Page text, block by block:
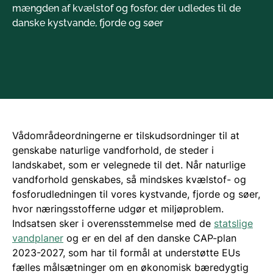
mængden af kvælstof og fosfor, der udledes til de
danske kystvande, fjorde og søer
Vådområdeordningerne er tilskudsordninger til at
genskabe naturlige vandforhold, de steder i
landskabet, som er velegnede til det. Når naturlige
vandforhold genskabes, så mindskes kvælstof- og
fosforudledningen til vores kystvande, fjorde og søer,
hvor næringsstofferne udgør et miljøproblem.
Indsatsen sker i overensstemmelse med de statslige
vandplaner og er en del af den danske CAP-plan
2023-2027, som har til formål at understøtte EUs
fælles målsætninger om en økonomisk bæredygtig